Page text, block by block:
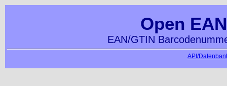
Open
EAN/GTIN
API/